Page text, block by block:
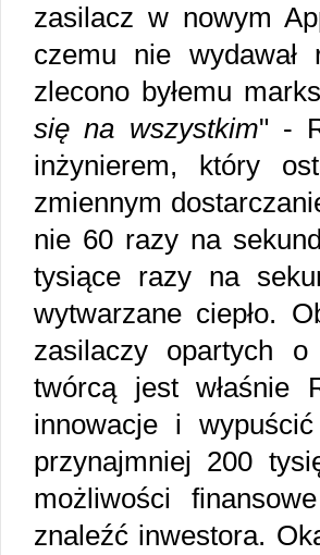
zasilacz w nowym
czemu nie wydawał
zlecono byłemu
się na wszystkim" -
inżynierem, który
zmiennym
nie 60 razy na
tysiące razy na
wytwarzane ciepło.
zasilaczy opartych
twórcą jest właśnie
innowacje i
przynajmniej 200
możliwości
znaleźć inwestora.